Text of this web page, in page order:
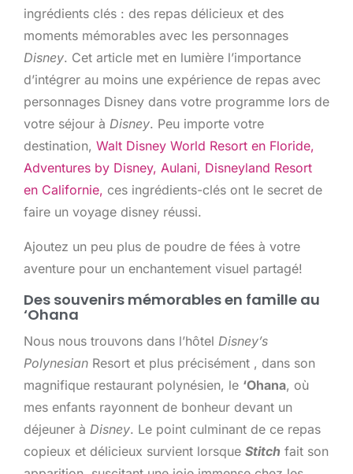
ingrédients clés : des repas délicieux et des
moments mémorables avec les personnages
Disney. Cet article met en lumière l’importance
d’intégrer au moins une expérience de repas avec
personnages Disney dans votre programme lors de
votre séjour à Disney. Peu importe votre
destination, Walt Disney World Resort en Floride,
Adventures by Disney, Aulani, Disneyland Resort
en Californie, ces ingrédients-clés ont le secret de
faire un voyage disney réussi.
Ajoutez un peu plus de poudre de fées à votre
aventure pour un enchantement visuel partagé!
Des souvenirs mémorables en famille au
‘Ohana
Nous nous trouvons dans l’hôtel Disney’s
Polynesian Resort et plus précisément , dans son
magnifique restaurant polynésien, le ‘Ohana, où
mes enfants rayonnent de bonheur devant un
déjeuner à Disney. Le point culminant de ce repas
copieux et délicieux survient lorsque Stitch fait son